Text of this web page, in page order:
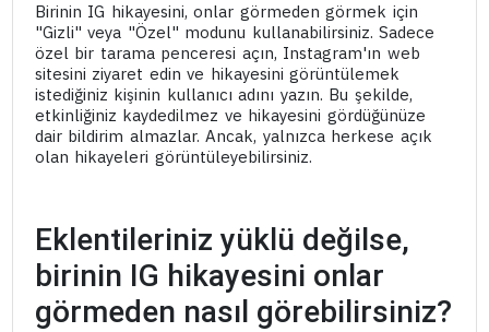
Birinin IG hikayesini, onlar görmeden görmek için
"Gizli" veya "Özel" modunu kullanabilirsiniz. Sadece
özel bir tarama penceresi açın, Instagram'ın web
sitesini ziyaret edin ve hikayesini görüntülemek
istediğiniz kişinin kullanıcı adını yazın. Bu şekilde,
etkinliğiniz kaydedilmez ve hikayesini gördüğünüze
dair bildirim almazlar. Ancak, yalnızca herkese açık
olan hikayeleri görüntüleyebilirsiniz.
Eklentileriniz yüklü değilse,
birinin IG hikayesini onlar
görmeden nasıl görebilirsiniz?